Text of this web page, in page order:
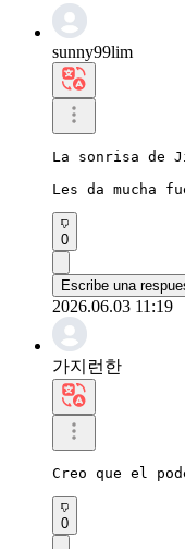
sunny99lim
La sonrisa de
Les da mucha
0
Escribe una
2026.06.03 11:19
가지런한
Creo que el
0